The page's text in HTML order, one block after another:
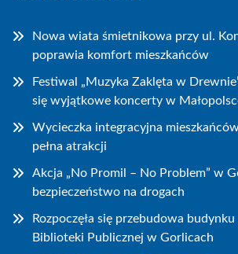
Nowa wiata śmietnikowa przy ul.
poprawia komfort mieszkańców
Festiwal „Muzyka Zaklęta w
się wyjątkowe koncerty w
Wycieczka integracyjna
pełna atrakcji
Akcja „No Promil – No Problem” w
bezpieczeństwo na drogach
Rozpoczęła się przebudowa
Biblioteki Publicznej w Gorlicach